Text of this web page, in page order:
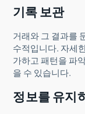
기록 보관
거래와 그 결과를
수적입니다. 자세
가하고 패턴을 파
을 수 있습니다.
정보를 유지